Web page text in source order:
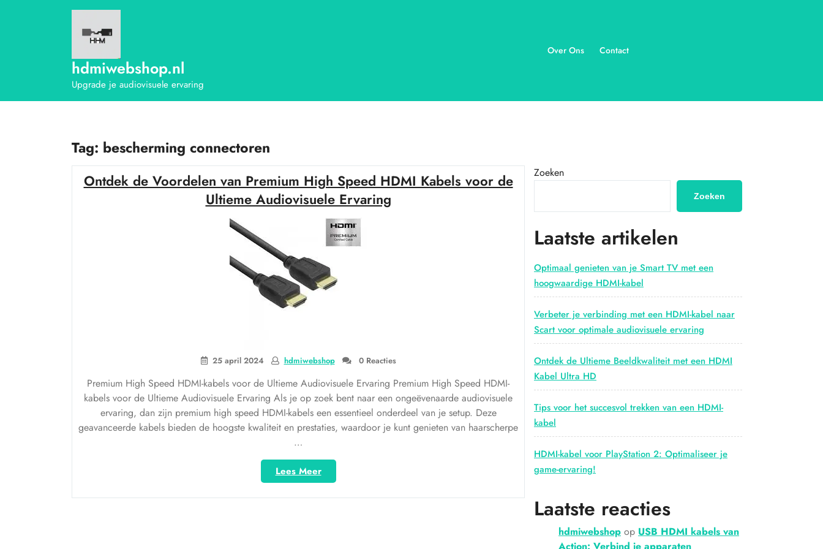
hdmiwebshop.nl
Upgrade je audiovisuele ervaring
Over Ons Contact
Tag: bescherming connectoren
Ontdek de Voordelen van Premium High Speed HDMI Kabels voor de
Ultieme Audiovisuele Ervaring
25 april 2024 hdmiwebshop 0 Reacties
Premium High Speed HDMI-kabels voor de Ultieme Audiovisuele Ervaring Premium High Speed HDMI-
kabels voor de Ultieme Audiovisuele Ervaring Als je op zoek bent naar een ongeëvenaarde audiovisuele
ervaring, dan zijn premium high speed HDMI-kabels een essentieel onderdeel van je setup. Deze
geavanceerde kabels bieden de hoogste kwaliteit en prestaties, waardoor je kunt genieten van haarscherpe
…
Lees Meer“Ontdek
de
Voordelen
Zoeken
Zoeken
Laatste artikelen
Optimaal genieten van je Smart TV met een
hoogwaardige HDMI-kabel
Verbeter je verbinding met een HDMI-kabel naar
Scart voor optimale audiovisuele ervaring
Ontdek de Ultieme Beeldkwaliteit met een HDMI
Kabel Ultra HD
Tips voor het succesvol trekken van een HDMI-
kabel
HDMI-kabel voor PlayStation 2: Optimaliseer je
game-ervaring!
Laatste reacties
hdmiwebshop op USB HDMI kabels van